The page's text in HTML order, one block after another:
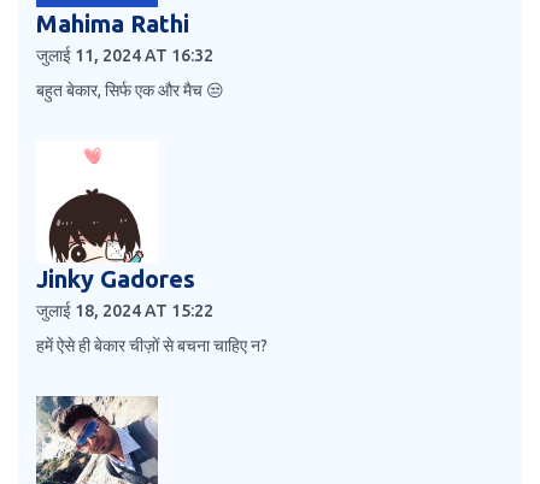
Mahima Rathi
जुलाई 11, 2024 AT 16:32
बहुत बेकार, सिर्फ एक और मैच 😒
Jinky Gadores
जुलाई 18, 2024 AT 15:22
हमें ऐसे ही बेकार चीज़ों से बचना चाहिए न?